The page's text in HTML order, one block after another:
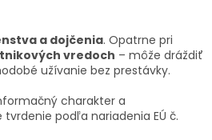
a dojčenia. Opatrne pri
vredoch – môže dráždiť
užívanie bez prestávky.
charakter a
podľa nariadenia EÚ č.